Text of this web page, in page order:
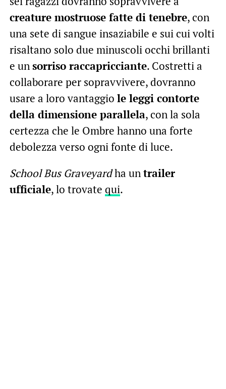
creature mostruose fatte di tenebre, con
una sete di sangue insaziabile e sui cui volti
risaltano solo due minuscoli occhi brillanti
e unsorriso raccapricciante. Costretti a
collaborare per sopravvivere, dovranno
usare a loro vantaggio le leggi contorte
della dimensione parallela, con la sola
certezza che le Ombre hanno una forte
debolezza verso ogni fonte di luce.
School Bus Graveyardha untrailer
ufficiale, lo trovate qui.